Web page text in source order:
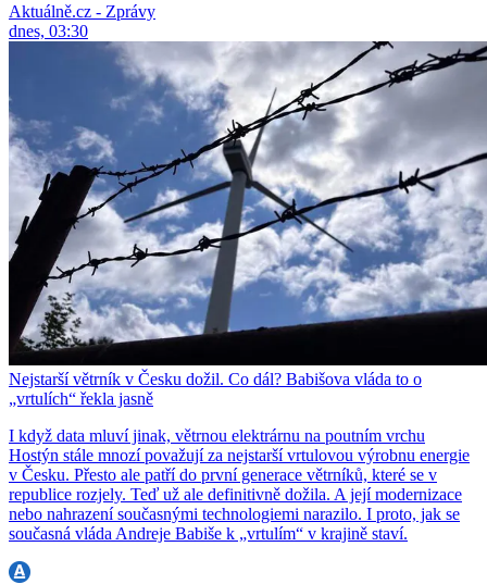
Aktuálně.cz - Zprávy
dnes, 03:30
Nejstarší větrník v Česku dožil. Co dál? Babišova vláda to o
„vrtulích“ řekla jasně
I když data mluví jinak, větrnou elektrárnu na poutním vrchu
Hostýn stále mnozí považují za nejstarší vrtulovou výrobnu energie
v Česku. Přesto ale patří do první generace větrníků, které se v
republice rozjely. Teď už ale definitivně dožila. A její modernizace
nebo nahrazení současnými technologiemi narazilo. I proto, jak se
současná vláda Andreje Babiše k „vrtulím“ v krajině staví.